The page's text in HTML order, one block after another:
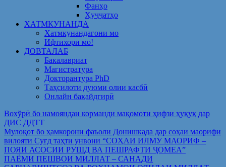
Фанҳо
Ҳуҷҷатҳо
ХАТМКУНАНДА
Хатмкунандагони мо
Ифтихори мо!
ДОВТАЛАБ
Бакалавриат
Магистратура
Докторантура PhD
Таҳсилоти дуюми олии касбӣ
Онлайн бақайдгирӣ
Вохўрӣ бо намояндаи корманди мақомоти ҳифзи ҳуқуқ дар
ДИС ДДТТ
Мулоқот бо ҳамкорони фаъоли Донишкада дар соҳаи маорифи
вилояти Суғд таҳти унвони “СОҲАИ ИЛМУ МАОРИФ –
ПОЯИ АСОСИИ РУШД ВА ПЕШРАФТИ ҶОМЕА”
ПАЁМИ ПЕШВОИ МИЛЛАТ – САНАДИ